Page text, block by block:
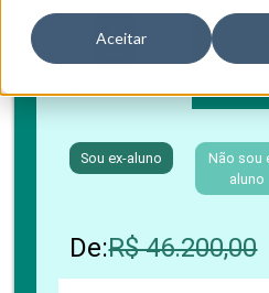
Aceitar
Boleto bancário / PIX
Sou ex-aluno
Não sou
aluno
De:R$ 46.200,00